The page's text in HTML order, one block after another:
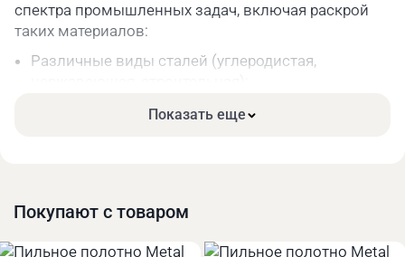
Длина, мм
330
Ширина, мм
330
спектра промышленных задач, включая раскрой
таких материалов:
Различные виды сталей (углеродистая,
Цветные металлы и их сплавы.
из качественной быстрорежущей стали.
при высоких нагрузках.
Показать еще
Покупают с товаром